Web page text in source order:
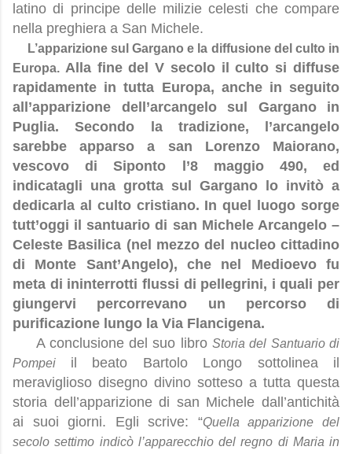
latino di principe delle milizie celesti che compare
nella preghiera a San Michele.
L’apparizione sul Gargano e la diffusione del culto in
Europa. Alla fine del V secolo il culto si diffuse
rapidamente in tutta Europa, anche in seguito
all’apparizione dell’arcangelo sul Gargano in
Puglia. Secondo la tradizione, l’arcangelo
sarebbe apparso a san Lorenzo Maiorano,
vescovo di Siponto l’8 maggio 490, ed
indicatagli una grotta sul Gargano lo invitò a
dedicarla al culto cristiano. In quel luogo sorge
tutt’oggi il santuario di san Michele Arcangelo –
Celeste Basilica (nel mezzo del nucleo cittadino
di Monte Sant’Angelo), che nel Medioevo fu
meta di ininterrotti flussi di pellegrini, i quali per
giungervi percorrevano un percorso di
purificazione lungo la Via Flancigena.
A conclusione del suo libroStoria del Santuario di
Pompei il beato Bartolo Longo sottolinea il
meraviglioso disegno divino sotteso a tutta questa
storia dell’apparizione di san Michele dall’antichità
ai suoi giorni. Egli scrive: “Quella apparizione del
secolo settimo indicò l’apparecchio del regno di Maria in